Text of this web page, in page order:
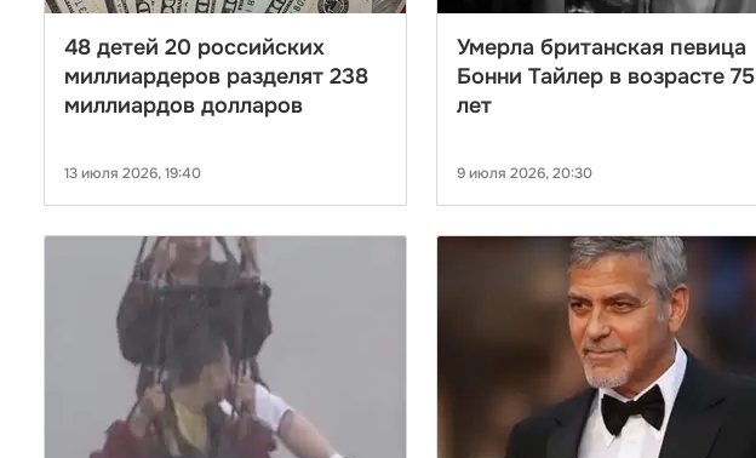
48 детей 20 российских
миллиардеров разделят 238
миллиардов долларов
13 июля 2026, 19:40
Умерла британская певица
Бонни Тайлер в возрасте 75
лет
9 июля 2026, 20:30